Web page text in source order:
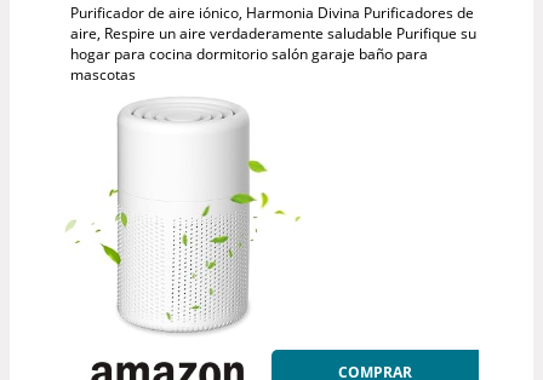
Purificador de aire iónico, Harmonia Divina Purificadores de
aire, Respire un aire verdaderamente saludable Purifique su
hogar para cocina dormitorio salón garaje baño para
mascotas
COMPRAR